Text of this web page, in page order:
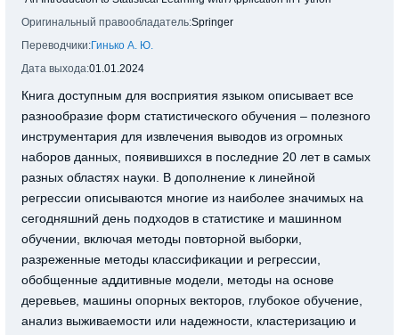
Оригинальный правообладатель:Springer
Переводчики:Гинько А. Ю.
Дата выхода:01.01.2024
Книга доступным для восприятия языком описывает все
разнообразие форм статистического обучения – полезного
инструментария для извлечения выводов из огромных
наборов данных, появившихся в последние 20 лет в самых
разных областях науки. В дополнение к линейной
регрессии описываются многие из наиболее значимых на
сегодняшний день подходов в статистике и машинном
обучении, включая методы повторной выборки,
разреженные методы классификации и регрессии,
обобщенные аддитивные модели, методы на основе
деревьев, машины опорных векторов, глубокое обучение,
анализ выживаемости или надежности, кластеризацию и